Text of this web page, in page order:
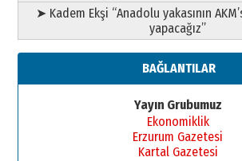
➤ Kadem Ekşi “Anadolu yakasının
yapacağız”
BAĞLANTILAR
Yayın Grubumuz
Ekonomiklik
Erzurum Gazetesi
Kartal Gazetesi